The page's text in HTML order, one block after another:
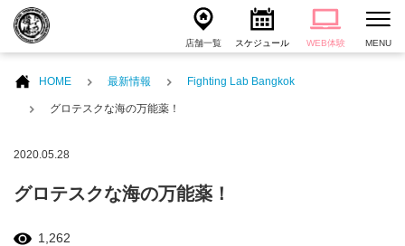
店舗一覧 スケジュール WEB体験 MENU
HOME 最新情報 Fighting Lab Bangkok
グロテスクな海の万能薬！
2020.05.28
グロテスクな海の万能薬！
1,262